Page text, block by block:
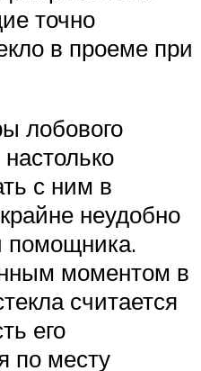
точно
в проеме при
лобового
с ним в
неудобно
помощника.
моментом в
считается
его
по месту